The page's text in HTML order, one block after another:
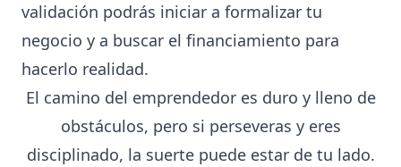
validación podrás iniciar a formalizar tu
negocio y a buscar el financiamiento para
hacerlo realidad.
El camino del emprendedor es duro y lleno de
obstáculos, pero si perseveras y eres
disciplinado, la suerte puede estar de tu lado.